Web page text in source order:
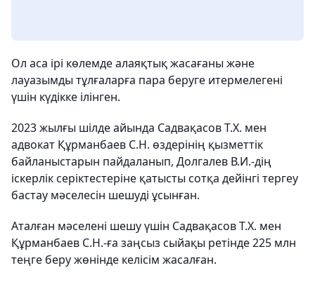
Ол аса ірі көлемде алаяқтық жасағаны және
лауазымды тұлғаларға пара беруге итермелегені
үшін күдікке ілінген.
2023 жылғы шілде айында Садвақасов Т.Х. мен
адвокат Құрманбаев С.Н. өздерінің қызметтік
байланыстарын пайдаланып, Долгалев В.И.-дің
іскерлік серіктестеріне қатысты сотқа дейінгі тергеу
бастау мәселесін шешуді ұсынған.
Аталған мәселені шешу үшін Садвақасов Т.Х. мен
Құрманбаев С.Н.-ға заңсыз сыйақы ретінде 225 млн
теңге беру жөнінде келісім жасалған.